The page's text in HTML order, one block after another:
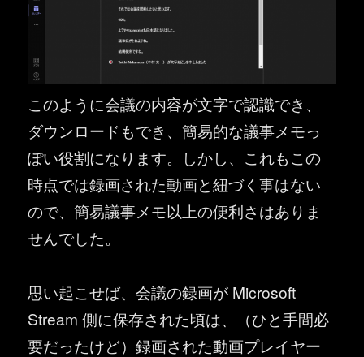
このように会議の内容が文字で認識でき、
ダウンロードもでき、簡易的な議事メモっ
ぽい役割になります。しかし、これもこの
時点では録画された動画と紐づく事はない
ので、簡易議事メモ以上の便利さはありま
せんでした。
思い起こせば、会議の録画が Microsoft
Stream 側に保存された頃は、（ひと手間必
要だったけど）録画された動画プレイヤー